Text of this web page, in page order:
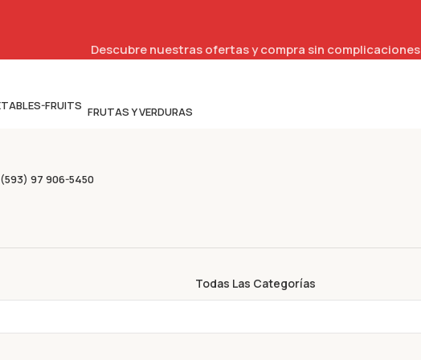
Descubre nuestras ofertas y compra sin complicaciones
FRUTAS Y VERDURAS
(593) 97 906-5450
Todas Las Categorías